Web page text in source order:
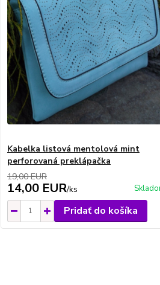
Kabelka listová mentolová mint
perforovaná preklápačka
19,00 EUR
14,00 EUR/ks
Pridať do košíka